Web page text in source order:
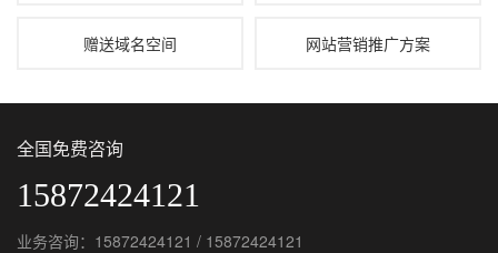
赠送域名空间 网站营销推广方案
全国免费咨询
15872424121
业务咨询：15872424121 / 15872424121